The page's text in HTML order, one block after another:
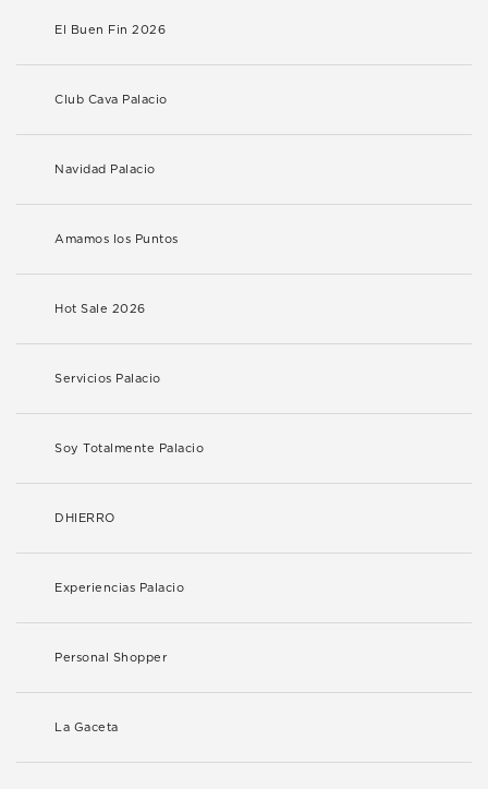
El Buen Fin 2026
Club Cava Palacio
Navidad Palacio
Amamos los Puntos
Hot Sale 2026
Servicios Palacio
Soy Totalmente Palacio
DHIERRO
Experiencias Palacio
Personal Shopper
La Gaceta